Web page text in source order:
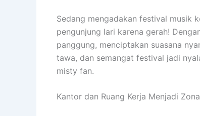
Sedang mengadakan festival musik
pengunjung lari karena gerah!
panggung, menciptakan suasana
tawa, dan semangat festival jadi
misty fan.
Kantor dan Ruang Kerja Menjadi